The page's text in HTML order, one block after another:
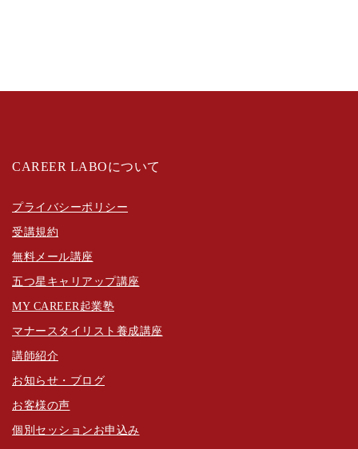
CAREER LABOについて
プライバシーポリシー
受講規約
無料メール講座
五つ星キャリアップ講座
MY CAREER起業塾
マナースタイリスト養成講座
講師紹介
お知らせ・ブログ
お客様の声
個別セッションお申込み